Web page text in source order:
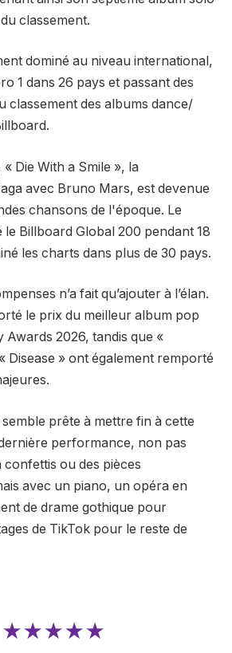
classement.
dominé au niveau international,
1 dans 26 pays et passant des
classement des albums dance/
Die With a Smile », la
avec Bruno Mars, est devenue
chansons de l'époque. Le
le Billboard Global 200 pendant 18
les charts dans plus de 30 pays.
n’a fait qu’ajouter à l’élan.
le prix du meilleur album pop
Awards 2026, tandis que «
Disease » ont également remporté
prête à mettre fin à cette
performance, non pas
confettis ou des pièces
avec un piano, un opéra en
de drame gothique pour
de TikTok pour le reste de
★★★★★